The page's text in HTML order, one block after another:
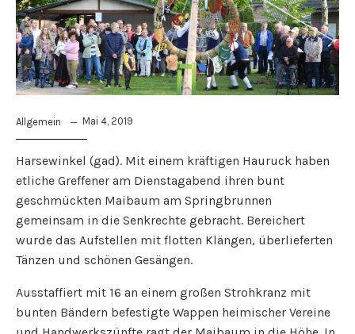
Allgemein Mai 4, 2019
Harsewinkel (gad). Mit einem kräftigen Hauruck haben
etliche Greffener am Dienstagabend ihren bunt
geschmückten Maibaum am Springbrunnen
gemeinsam in die Senkrechte gebracht. Bereichert
wurde das Aufstellen mit flotten Klängen, überlieferten
Tänzen und schönen Gesängen.
Ausstaffiert mit 16 an einem großen Strohkranz mit
bunten Bändern befestigte Wappen heimischer Vereine